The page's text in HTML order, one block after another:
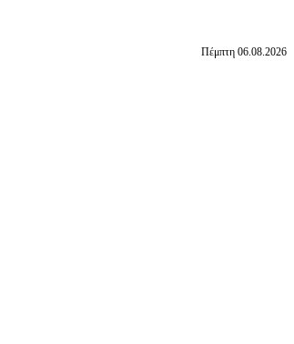
Πέμπτη 06.08.2026